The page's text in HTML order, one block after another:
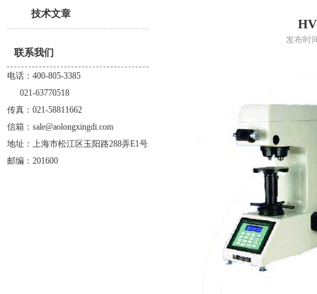
技术文章
联系我们
电话：400-805-3385
021-63770518
传真：021-58811662
信箱：sale@aolongxingdi.com
地址：上海市松江区玉阳路288弄E1号
邮编：201600
发布时